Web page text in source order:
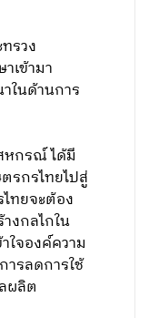
รวง
เข้ามา
นด้านการ
หกรณ์ ได้มี
รกรไทยไปสู่
ทยจะต้อง
งกลไกใน
ใจองค์ความ
รลดการใช้
ผลิต